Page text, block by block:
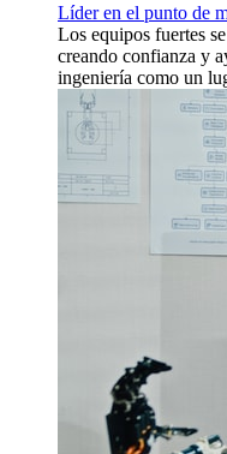
Líder en el punto de
Los equipos fuertes
creando confianza y
ingeniería como un